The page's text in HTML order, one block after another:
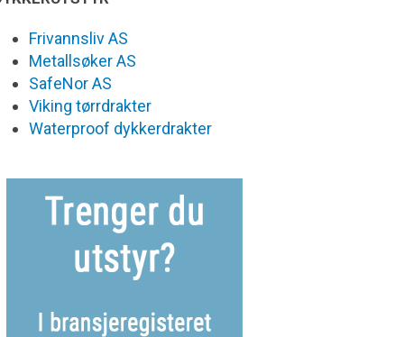
Frivannsliv AS
Metallsøker AS
SafeNor AS
Viking tørrdrakter
Waterproof dykkerdrakter